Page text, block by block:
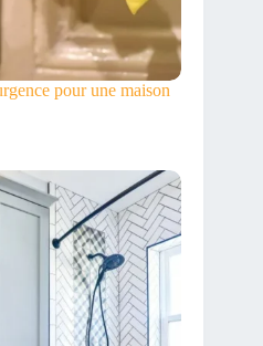
pour une maison